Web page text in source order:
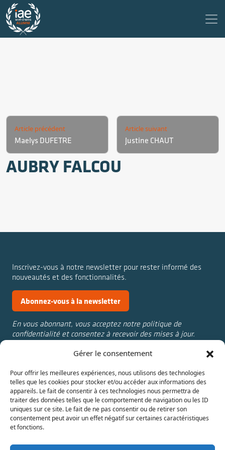
Gérer le consentement
Pour offrir les meilleures expériences, nous utilisons des technologies
telles que les cookies pour stocker et/ou accéder aux informations des
appareils. Le fait de consentir à ces technologies nous permettra de
traiter des données telles que le comportement de navigation ou les ID
uniques sur ce site. Le fait de ne pas consentir ou de retirer son
consentement peut avoir un effet négatif sur certaines caractéristiques
et fonctions.
Article précédent
Maelys DUFETRE
Article suivant
Justine CHAUT
AUBRY FALCOU
Inscrivez-vous à notre newsletter pour rester informé des
nouveautés et des fonctionnalités.
Abonnez-vous à la newsletter
En vous abonnant, vous acceptez notre politique de
confidentialité et consentez à recevoir des mises à jour.
aline.cantat@univ-st-
etienne.fr
julie.rolland@univ-st-
etienne.fr
Actualités
Témoignages
IAE Saint-Étienne